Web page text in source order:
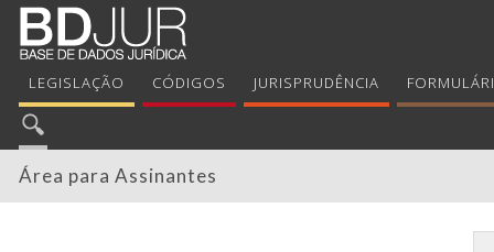
LEGISLAÇÃO CÓDIGOS JURISPRUDÊNCIA
Área para Assinantes